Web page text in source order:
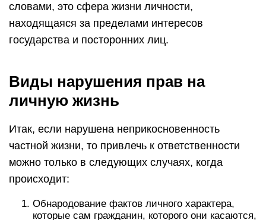
словами, это сфера жизни личности,
находящаяся за пределами интересов
государства и посторонних лиц.
Виды нарушения прав на
личную жизнь
Итак, если нарушена неприкосновенность
частной жизни, то привлечь к ответственности
можно только в следующих случаях, когда
происходит:
Обнародование фактов личного характера,
которые сам гражданин, которого они касаются,